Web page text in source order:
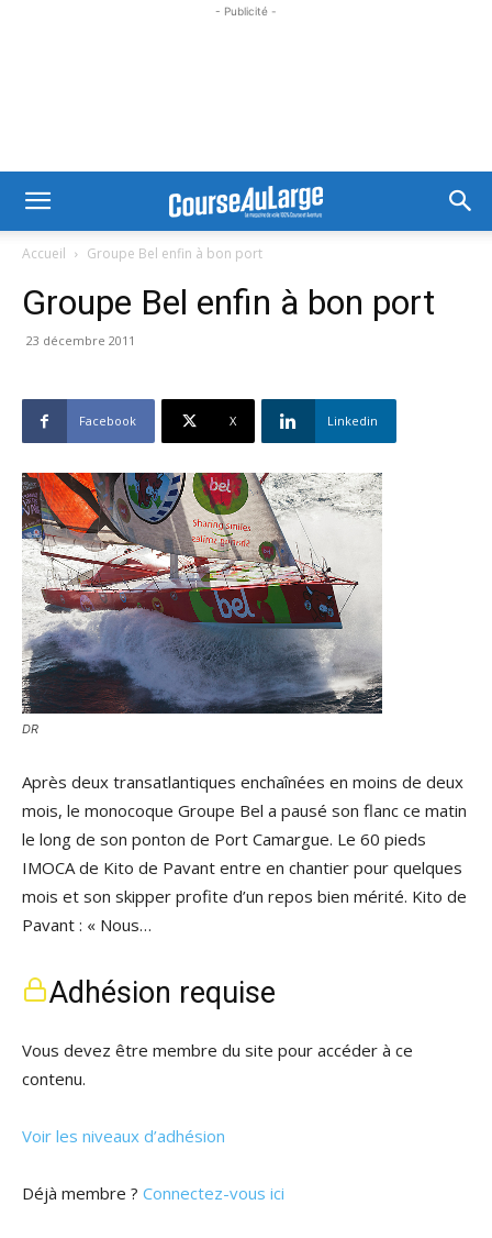
- Publicité -
Accueil Groupe Bel enfin à bon port
Groupe Bel enfin à bon port
23 décembre 2011
Facebook X Linkedin
DR
Après deux transatlantiques enchaînées en moins de deux
mois, le monocoque Groupe Bel a pausé son flanc ce matin
le long de son ponton de Port Camargue. Le 60 pieds
IMOCA de Kito de Pavant entre en chantier pour quelques
mois et son skipper profite d’un repos bien mérité. Kito de
Pavant : « Nous…
Adhésion requise
Vous devez être membre du site pour accéder à ce
contenu.
Voir les niveaux d’adhésion
Déjà membre ? Connectez-vous ici